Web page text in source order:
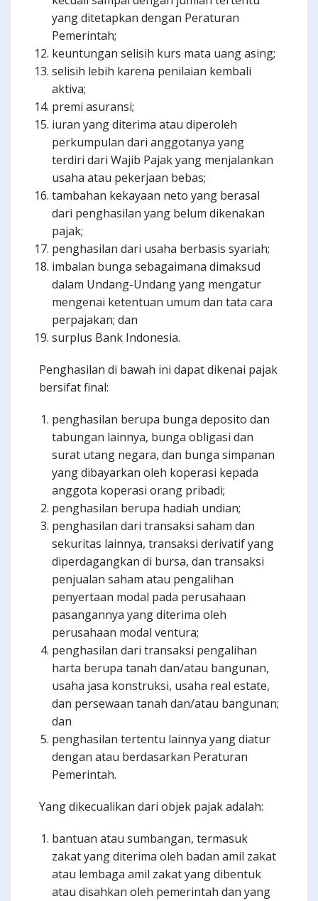
yang ditetapkan dengan Peraturan
Pemerintah;
keuntungan selisih kurs mata uang asing;
selisih lebih karena penilaian kembali
aktiva;
premi asuransi;
iuran yang diterima atau diperoleh
perkumpulan dari anggotanya yang
terdiri dari Wajib Pajak yang menjalankan
usaha atau pekerjaan bebas;
tambahan kekayaan neto yang berasal
dari penghasilan yang belum dikenakan
pajak;
penghasilan dari usaha berbasis syariah;
imbalan bunga sebagaimana dimaksud
dalam Undang-Undang yang mengatur
mengenai ketentuan umum dan tata cara
perpajakan; dan
surplus Bank Indonesia.
Penghasilan di bawah ini dapat dikenai pajak
bersifat final:
penghasilan berupa bunga deposito dan
tabungan lainnya, bunga obligasi dan
surat utang negara, dan bunga simpanan
yang dibayarkan oleh koperasi kepada
anggota koperasi orang pribadi;
penghasilan berupa hadiah undian;
penghasilan dari transaksi saham dan
sekuritas lainnya, transaksi derivatif yang
diperdagangkan di bursa, dan transaksi
penjualan saham atau pengalihan
penyertaan modal pada perusahaan
pasangannya yang diterima oleh
perusahaan modal ventura;
penghasilan dari transaksi pengalihan
harta berupa tanah dan/atau bangunan,
usaha jasa konstruksi, usaha real estate,
dan persewaan tanah dan/atau bangunan;
dan
penghasilan tertentu lainnya yang diatur
dengan atau berdasarkan Peraturan
Pemerintah.
Yang dikecualikan dari objek pajak adalah:
bantuan atau sumbangan, termasuk
zakat yang diterima oleh badan amil zakat
atau lembaga amil zakat yang dibentuk
atau disahkan oleh pemerintah dan yang